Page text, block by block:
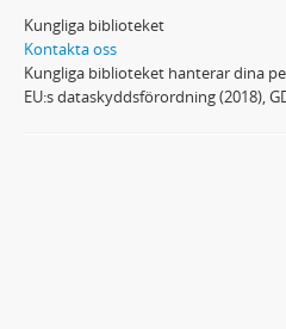
Kungliga biblioteket
Kontakta oss
Kungliga biblioteket hanterar dina
EU:s dataskyddsförordning (2018),